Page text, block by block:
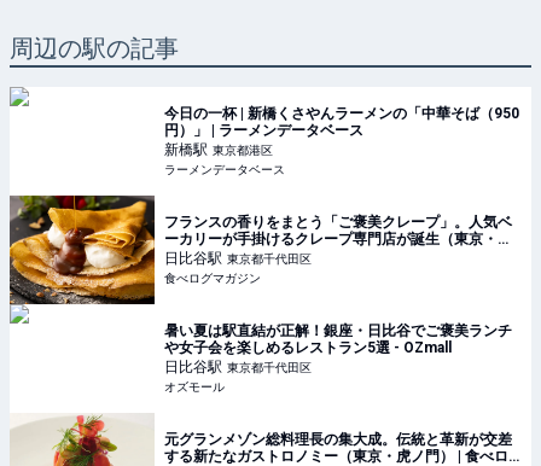
周辺の駅の記事
今日の一杯 | 新橋くさやんラーメンの「中華そば（950
円）」 | ラーメンデータベース
新橋駅 東京都港区
ラーメンデータベース
フランスの香りをまとう「ご褒美クレープ」。人気ベ
ーカリーが手掛けるクレープ専門店が誕生（東京・日
比谷） | 食べログマガジン
日比谷駅 東京都千代田区
食べログマガジン
暑い夏は駅直結が正解！銀座・日比谷でご褒美ランチ
や女子会を楽しめるレストラン5選 - OZmall
日比谷駅 東京都千代田区
オズモール
元グランメゾン総料理長の集大成。伝統と革新が交差
する新たなガストロノミー（東京・虎ノ門） | 食べロ